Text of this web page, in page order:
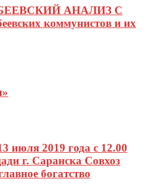
АНАЛИЗ С
коммунистов и их
июля 2019 года с 12.00
г. Саранска Совхоз
богатство